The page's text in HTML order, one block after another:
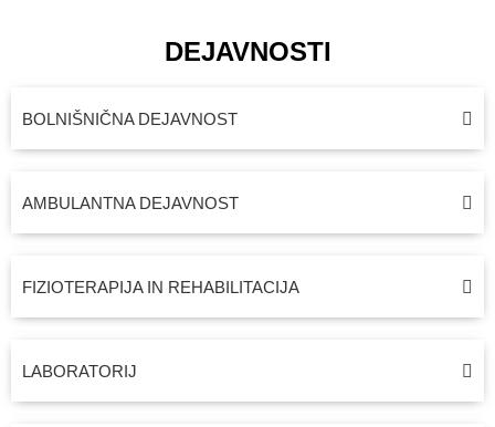
DEJAVNOSTI
BOLNIŠNIČNA DEJAVNOST
AMBULANTNA DEJAVNOST
FIZIOTERAPIJA IN REHABILITACIJA
LABORATORIJ